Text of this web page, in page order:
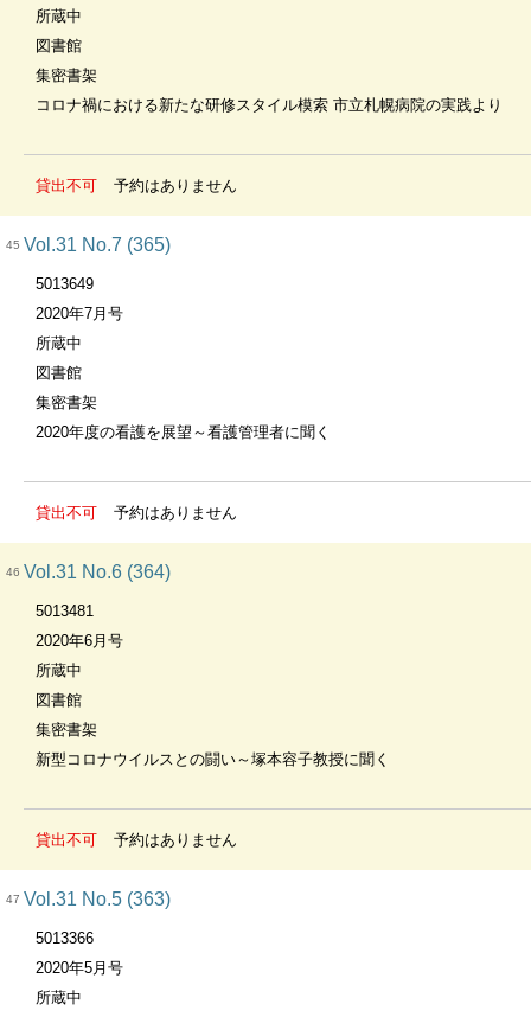
所蔵中
図書館
集密書架
コロナ禍における新たな研修スタイル模索 市立札幌病院の実践より
貸出不可 予約はありません
45 Vol.31 No.7 (365)
5013649
2020年7月号
所蔵中
図書館
集密書架
2020年度の看護を展望～看護管理者に聞く
貸出不可 予約はありません
46 Vol.31 No.6 (364)
5013481
2020年6月号
所蔵中
図書館
集密書架
新型コロナウイルスとの闘い～塚本容子教授に聞く
貸出不可 予約はありません
47 Vol.31 No.5 (363)
5013366
2020年5月号
所蔵中